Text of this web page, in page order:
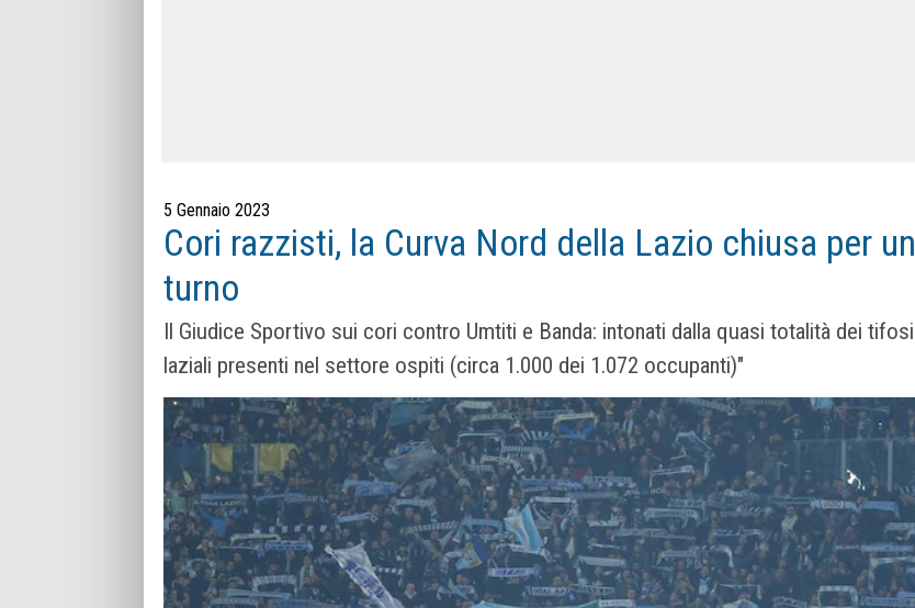
5 Gennaio 2023
Cori razzisti, la Curva Nord della Lazio chiusa per un
turno
Il Giudice Sportivo sui cori contro Umtiti e Banda: intonati dalla quasi totalità dei tifosi
laziali presenti nel settore ospiti (circa 1.000 dei 1.072 occupanti)"